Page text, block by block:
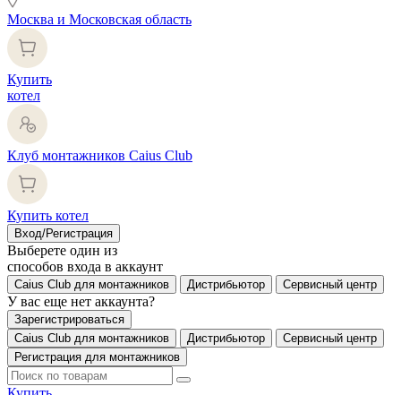
Москва и Московская область
Купить
котел
Клуб монтажников Caius Club
Купить котел
Вход/Регистрация
Выберете один из
способов входа в аккаунт
Caius Club для монтажников Дистрибьютор Сервисный центр
У вас еще нет аккаунта?
Зарегистрироваться
Caius Club для монтажников
Дистрибьютор
Сервисный центр
Регистрация для монтажников